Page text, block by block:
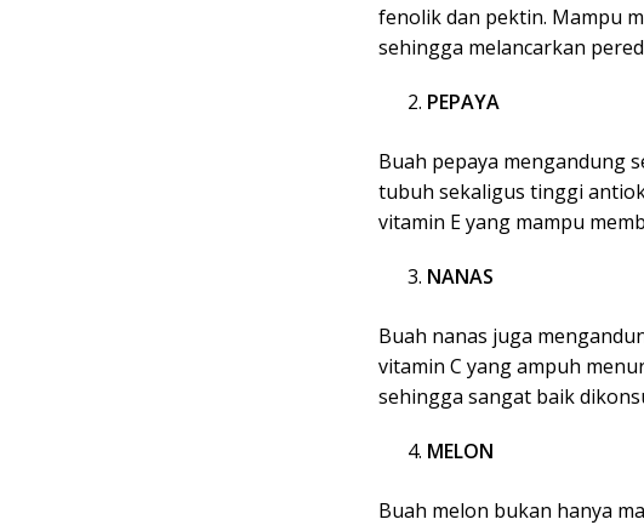
fenolik dan pektin. Mampu
sehingga melancarkan
PEPAYA
Buah pepaya mengandung
tubuh sekaligus tinggi
vitamin E yang mampu
NANAS
Buah nanas juga
vitamin C yang ampuh
sehingga sangat baik
MELON
Buah melon bukan hanya